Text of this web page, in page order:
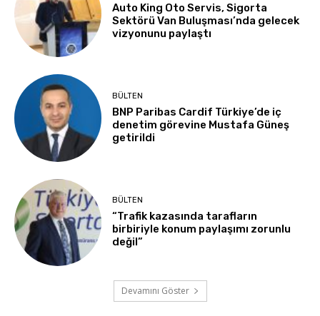
Auto King Oto Servis, Sigorta
Sektörü Van Buluşması’nda gelecek
vizyonunu paylaştı
BÜLTEN
BNP Paribas Cardif Türkiye’de iç
denetim görevine Mustafa Güneş
getirildi
BÜLTEN
“Trafik kazasında tarafların
birbiriyle konum paylaşımı zorunlu
değil”
Devamını Göster